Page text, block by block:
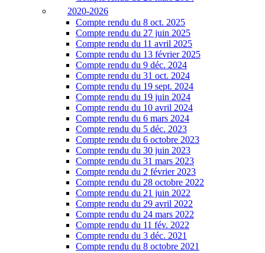
2020-2026
Compte rendu du 8 oct. 2025
Compte rendu du 27 juin 2025
Compte rendu du 11 avril 2025
Compte rendu du 13 février 2025
Compte rendu du 9 déc. 2024
Compte rendu du 31 oct. 2024
Compte rendu du 19 sept. 2024
Compte rendu du 19 juin 2024
Compte rendu du 10 avril 2024
Compte rendu du 6 mars 2024
Compte rendu du 5 déc. 2023
Compte rendu du 6 octobre 2023
Compte rendu du 30 juin 2023
Compte rendu du 31 mars 2023
Compte rendu du 2 février 2023
Compte rendu du 28 octobre 2022
Compte rendu du 21 juin 2022
Compte rendu du 29 avril 2022
Compte rendu du 24 mars 2022
Compte rendu du 11 fév. 2022
Compte rendu du 3 déc. 2021
Compte rendu du 8 octobre 2021